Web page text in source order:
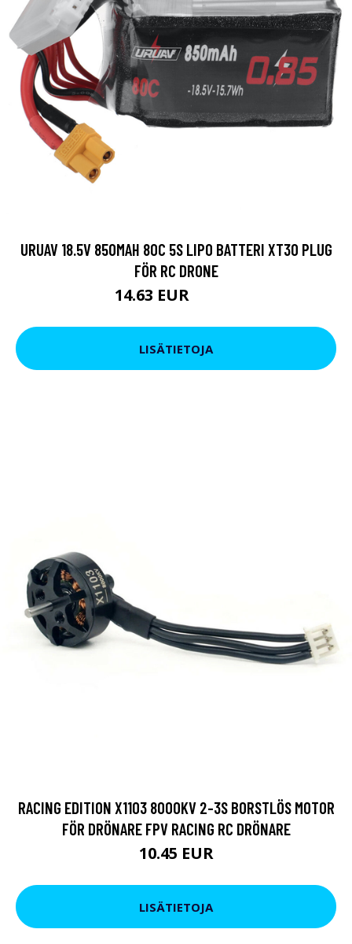
URUAV 18.5V 850MAH 80C 5S LIPO BATTERI XT30 PLUG
FÖR RC DRONE
14.63 EUR
LISÄTIETOJA
RACING EDITION X1103 8000KV 2-3S BORSTLÖS MOTOR
FÖR DRÖNARE FPV RACING RC DRÖNARE
10.45 EUR
LISÄTIETOJA